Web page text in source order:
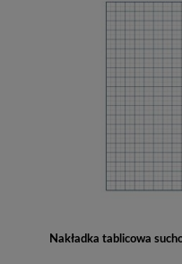
Nakładka tablicowa